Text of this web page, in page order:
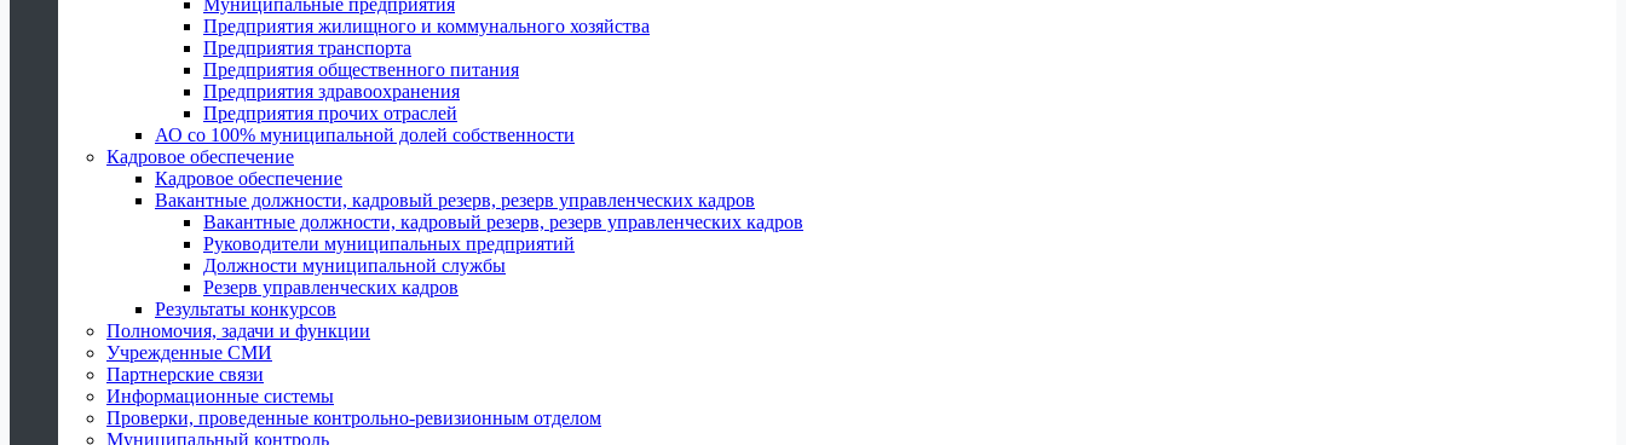
Муниципальные предприятия
Предприятия жилищного и коммунального хозяйства
Предприятия транспорта
Предприятия общественного питания
Предприятия здравоохранения
Предприятия прочих отраслей
АО со 100% муниципальной долей собственности
Кадровое обеспечение
Кадровое обеспечение
Вакантные должности, кадровый резерв, резерв управленческих кадров
Вакантные должности, кадровый резерв, резерв управленческих кадров
Руководители муниципальных предприятий
Должности муниципальной службы
Резерв управленческих кадров
Результаты конкурсов
Полномочия, задачи и функции
Учрежденные СМИ
Партнерские связи
Информационные системы
Проверки, проведенные контрольно-ревизионным отделом
Муниципальный контроль